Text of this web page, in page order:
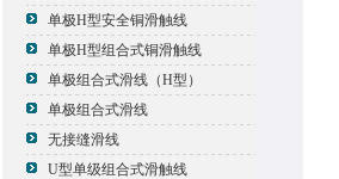
单极H型安全铜滑触线
单极H型组合式铜滑触线
单极组合式滑线（H型）
单极组合式滑线
无接缝滑线
U型单级组合式滑触线